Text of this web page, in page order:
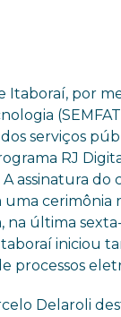
Itaboraí, por
serviços
RJ
A assinatura do
cerimônia
na última
iniciou
processos
Delaroli